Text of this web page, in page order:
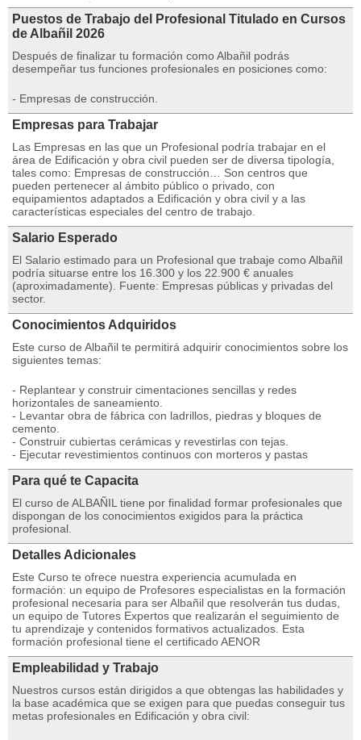
Puestos de Trabajo del Profesional Titulado en Cursos
de Albañil 2026
Después de finalizar tu formación como Albañil podrás
desempeñar tus funciones profesionales en posiciones como:
- Empresas de construcción.
Empresas para Trabajar
Las Empresas en las que un Profesional podría trabajar en el
área de Edificación y obra civil pueden ser de diversa tipología,
tales como: Empresas de construcción… Son centros que
pueden pertenecer al ámbito público o privado, con
equipamientos adaptados a Edificación y obra civil y a las
características especiales del centro de trabajo.
Salario Esperado
El Salario estimado para un Profesional que trabaje como Albañil
podría situarse entre los 16.300 y los 22.900 € anuales
(aproximadamente). Fuente: Empresas públicas y privadas del
sector.
Conocimientos Adquiridos
Este curso de Albañil te permitirá adquirir conocimientos sobre los
siguientes temas:
- Replantear y construir cimentaciones sencillas y redes
horizontales de saneamiento.
- Levantar obra de fábrica con ladrillos, piedras y bloques de
cemento.
- Construir cubiertas cerámicas y revestirlas con tejas.
- Ejecutar revestimientos continuos con morteros y pastas
Para qué te Capacita
El curso de ALBAÑIL tiene por finalidad formar profesionales que
dispongan de los conocimientos exigidos para la práctica
profesional.
Detalles Adicionales
Este Curso te ofrece nuestra experiencia acumulada en
formación: un equipo de Profesores especialistas en la formación
profesional necesaria para ser Albañil que resolverán tus dudas,
un equipo de Tutores Expertos que realizarán el seguimiento de
tu aprendizaje y contenidos formativos actualizados. Esta
formación profesional tiene el certificado AENOR
Empleabilidad y Trabajo
Nuestros cursos están dirigidos a que obtengas las habilidades y
la base académica que se exigen para que puedas conseguir tus
metas profesionales en Edificación y obra civil: